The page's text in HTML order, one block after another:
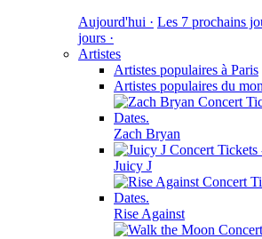
Aujourd'hui · Les 7 prochains
jours ·
Artistes
Artistes populaires à Paris
Artistes populaires du
Zach Bryan
Juicy J
Rise Against